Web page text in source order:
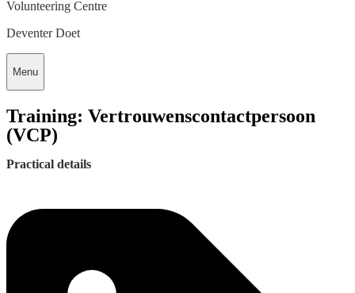
Volunteering Centre
Deventer Doet
Menu
Training: Vertrouwenscontactpersoon
(VCP)
Practical details